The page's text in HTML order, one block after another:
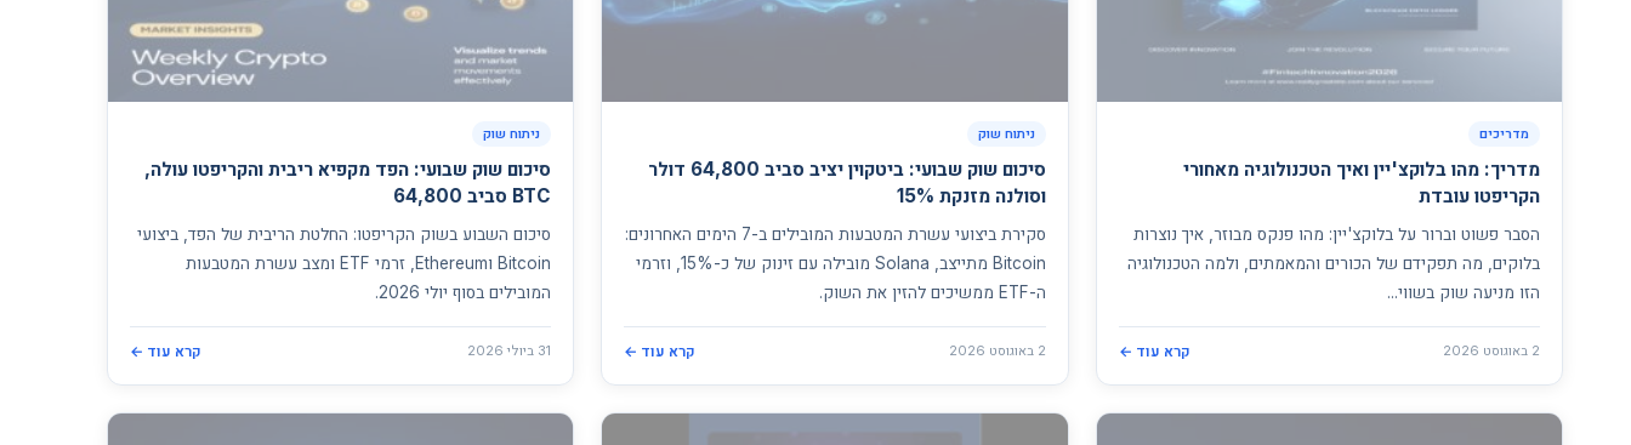
מדריכים
מדריך: מהו בלוקצ'יין ואיך הטכנולוגיה מאחורי
הקריפטו עובדת
הסבר פשוט וברור על בלוקצ'יין: מהו פנקס מבוזר, איך נוצרות
בלוקים, מה תפקידם של הכורים והמאמתים, ולמה הטכנולוגיה
הזו מניעה שוק בשווי...
2 באוגוסט 2026 קרא עוד ←
ניתוח שוק
סיכום שוק שבועי: ביטקוין יציב סביב 64,800 דולר
וסולנה מזנקת 15%
סקירת ביצועי עשרת המטבעות המובילים ב-7 הימים האחרונים:
Bitcoin מתייצב, Solana מובילה עם זינוק של כ-15%, וזרמי
ה-ETF ממשיכים להזין את השוק.
2 באוגוסט 2026 קרא עוד ←
ניתוח שוק
סיכום שוק שבועי: הפד מקפיא ריבית והקריפטו עולה,
BTC סביב 64,800
סיכום השבוע בשוק הקריפטו: החלטת הריבית של הפד, ביצועי
Bitcoin וEthereum, זרמי ETF ומצב עשרת המטבעות
המובילים בסוף יולי 2026.
31 ביולי 2026 קרא עוד ←